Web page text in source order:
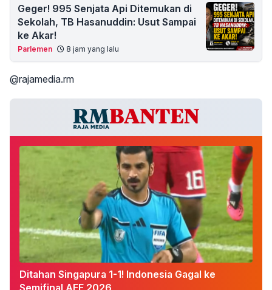
Geger! 995 Senjata Api Ditemukan di
Sekolah, TB Hasanuddin: Usut Sampai
ke Akar!
Parlemen 8 jam yang lalu
@rajamedia.rm
Ditahan Singapura 1-1! Indonesia Gagal ke
Semifinal AFF 2026